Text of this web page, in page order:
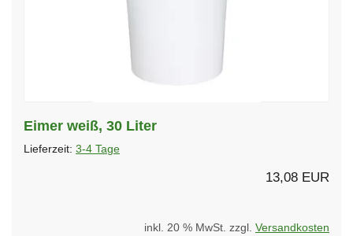
Eimer weiß, 30 Liter
Lieferzeit: 3-4 Tage
13,08 EUR
inkl. 20 % MwSt. zzgl. Versandkosten